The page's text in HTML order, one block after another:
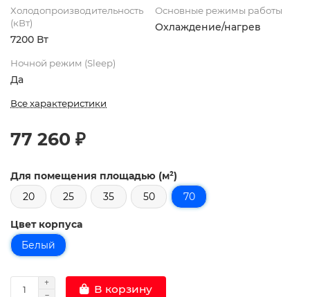
Холодопроизводительность
(кВт)
7200 Вт
Основные режимы работы
Охлаждение/нагрев
Ночной режим (Sleep)
Да
Все характеристики
77 260 ₽
Для помещения площадью (м²)
20
25 35 50 70
Цвет корпуса
Белый
В корзину